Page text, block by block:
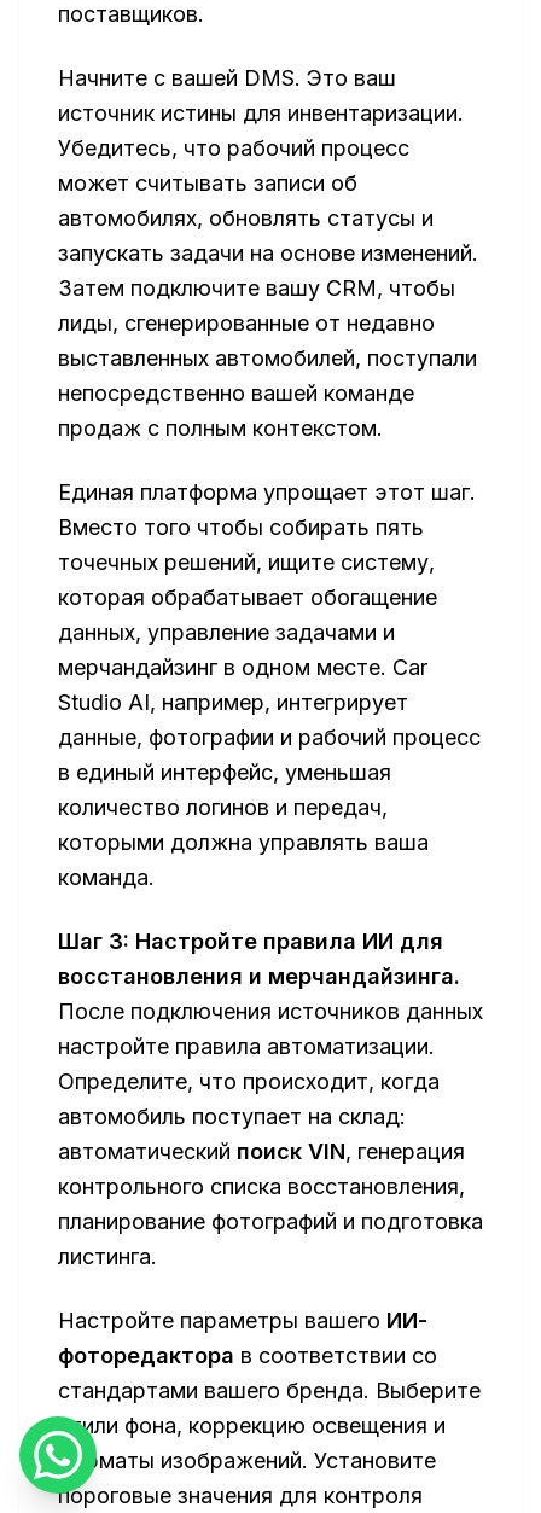
поставщиков.
Начните с вашей DMS. Это ваш
источник истины для инвентаризации.
Убедитесь, что рабочий процесс
может считывать записи об
автомобилях, обновлять статусы и
запускать задачи на основе изменений.
Затем подключите вашу CRM, чтобы
лиды, сгенерированные от недавно
выставленных автомобилей, поступали
непосредственно вашей команде
продаж с полным контекстом.
Единая платформа упрощает этот шаг.
Вместо того чтобы собирать пять
точечных решений, ищите систему,
которая обрабатывает обогащение
данных, управление задачами и
мерчандайзинг в одном месте. Car
Studio AI, например, интегрирует
данные, фотографии и рабочий процесс
в единый интерфейс, уменьшая
количество логинов и передач,
которыми должна управлять ваша
команда.
Шаг 3: Настройте правила ИИ для
восстановления и мерчандайзинга.
После подключения источников данных
настройте правила автоматизации.
Определите, что происходит, когда
автомобиль поступает на склад:
автоматический поиск VIN, генерация
контрольного списка восстановления,
планирование фотографий и подготовка
листинга.
Настройте параметры вашего ИИ-
фоторедактора в соответствии со
стандартами вашего бренда. Выберите
стили фона, коррекцию освещения и
форматы изображений. Установите
пороговые значения для контроля